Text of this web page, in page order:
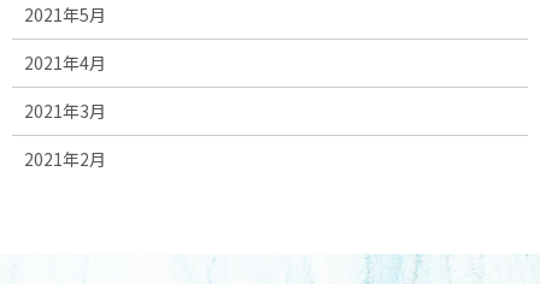
2021年5月
2021年4月
2021年3月
2021年2月